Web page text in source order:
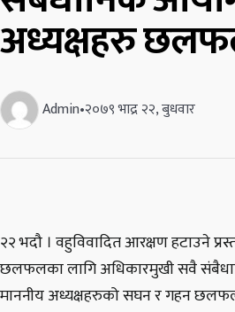
अध्यक्षहरु
Admin•२०७९ भाद्र २२, बुधवार
२२ भदौ । वहुविवादित आरक्षण हटाउने
छलफलका लागि अधिकारमुखी सवै
माननीय अध्यक्षहरुको सघन र गहन